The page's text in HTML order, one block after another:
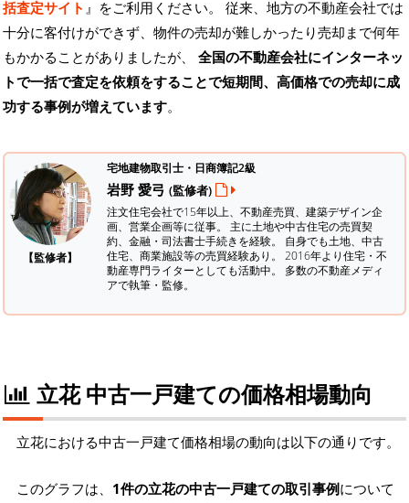
括査定サイト 』をご利用ください。 従来、地方の不動産会社では
十分に客付けができず、物件の売却が難しかったり売却まで何年
もかかることがありましたが、 全国の不動産会社にインターネッ
トで一括で査定を依頼をすることで短期間、高価格での売却に成
功する事例が増えています。
【監修者】
宅地建物取引士・日商簿記2級
岩野 愛弓 (監修者)
注文住宅会社で15年以上、不動産売買、建築デザイン企
画、営業企画等に従事。 主に土地や中古住宅の売買契
約、金融・司法書士手続きを経験。 自身でも土地、中古
住宅、商業施設等の売買経験あり。 2016年より住宅・不
動産専門ライターとしても活動中。 多数の不動産メディ
アで執筆・監修。
立花 中古一戸建ての価格相場動向
立花における中古一戸建て価格相場の動向は以下の通りです。
このグラフは、 1件の立花の中古一戸建ての取引事例について